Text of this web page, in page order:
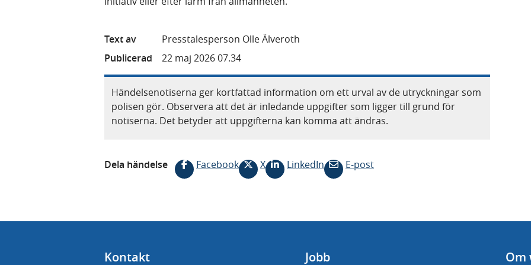
Text av
Presstalesperson Olle Älveroth
Publicerad
22 maj 2026 07.34
Händelsenotiserna ger kortfattad information om ett urval av de utryckningar som
polisen gör. Observera att det är inledande uppgifter som ligger till grund för
notiserna. Det betyder att uppgifterna kan komma att ändras.
Dela händelse Facebook X LinkedIn E-post
Kontakt Jobb Om